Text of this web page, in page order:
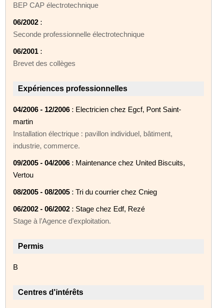
BEP CAP électrotechnique
06/2002 :
Seconde professionnelle électrotechnique
06/2001 :
Brevet des collèges
Expériences professionnelles
04/2006 - 12/2006 : Electricien chez Egcf, Pont Saint-
martin
Installation électrique : pavillon individuel, bâtiment,
industrie, commerce.
09/2005 - 04/2006 : Maintenance chez United Biscuits,
Vertou
08/2005 - 08/2005 : Tri du courrier chez Cnieg
06/2002 - 06/2002 : Stage chez Edf, Rezé
Stage à l’Agence d’exploitation.
Permis
B
Centres d'intérêts